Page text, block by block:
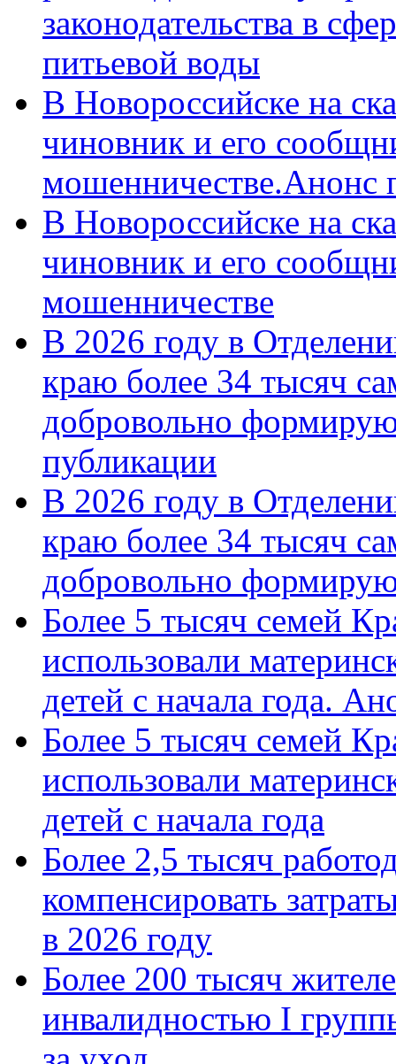
законодательства в
питьевой воды
В Новороссийске на
чиновник и его
мошенничестве.Анонс
В Новороссийске на
чиновник и его
мошенничестве
В 2026 году в
краю более 34 тысяч
добровольно
публикации
В 2026 году в
краю более 34 тысяч
добровольно
Более 5 тысяч семей
использовали
детей с начала года.
Более 5 тысяч семей
использовали
детей с начала года
Более 2,5 тысяч
компенсировать
в 2026 году
Более 200 тысяч
инвалидностью I